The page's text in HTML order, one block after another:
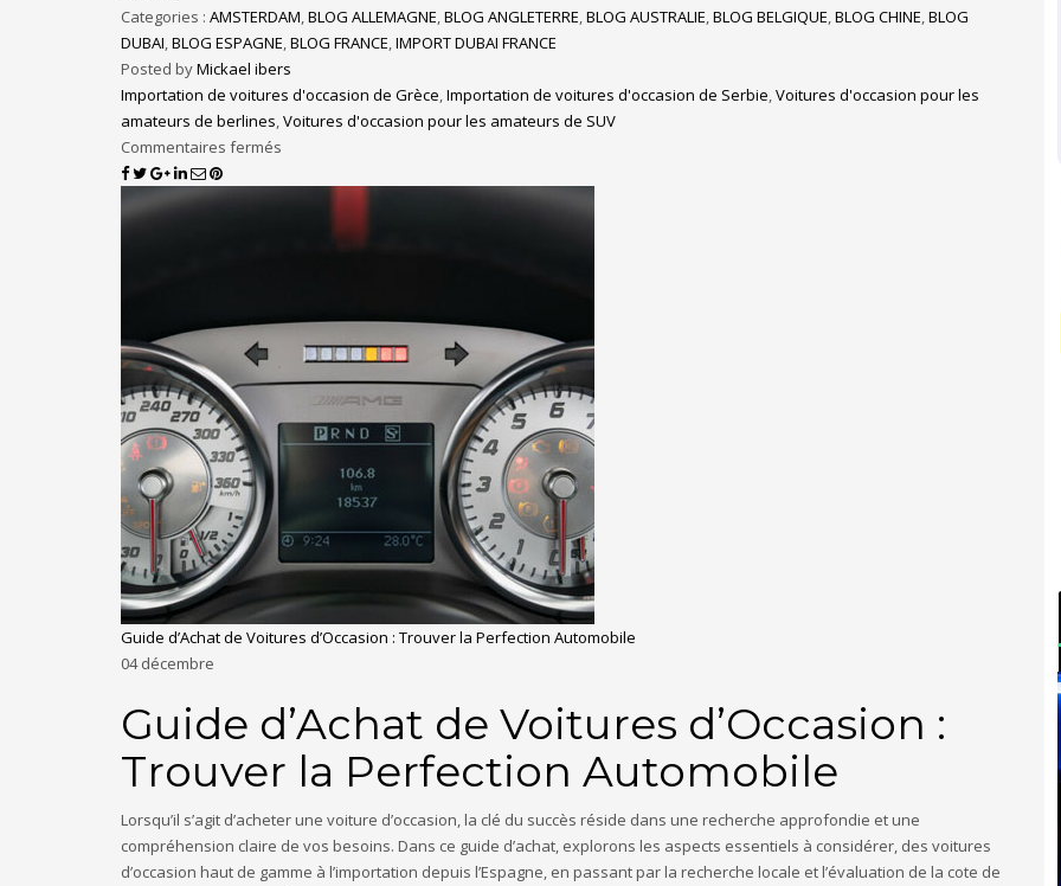
Categories : AMSTERDAM,BLOG ALLEMAGNE,BLOG ANGLETERRE,BLOG AUSTRALIE,BLOG BELGIQUE,BLOG CHINE,BLOG
DUBAI,BLOG ESPAGNE,BLOG FRANCE,IMPORT DUBAI FRANCE
Posted byMickael ibers
Importation de voitures d'occasion de Grèce,Importation de voitures d'occasion de Serbie,Voitures d'occasion pour les
amateurs de berlines,Voitures d'occasion pour les amateurs de SUV
Commentaires fermés
Guide d’Achat de Voitures d’Occasion : Trouver la Perfection Automobile
04décembre
Guide d’Achat de Voitures d’Occasion :
Trouver la Perfection Automobile
Lorsqu’il s’agit d’acheter une voiture d’occasion, la clé du succès réside dans une recherche approfondie et une
compréhension claire de vos besoins. Dans ce guide d’achat, explorons les aspects essentiels à considérer, des voitures
d’occasion haut de gamme à l’importation depuis l’Espagne, en passant par la recherche locale et l’évaluation de la cote de